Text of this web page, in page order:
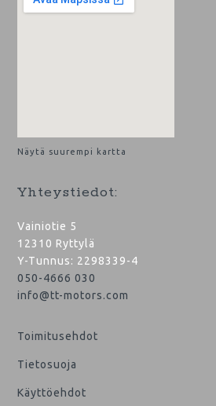
Näytä suurempi kartta
Yhteystiedot:
Vainiotie 5
12310 Ryttylä
Y-Tunnus: 2298339-4
050-4666 030
info@tt-motors.com
Toimitusehdot
Tietosuoja
Käyttöehdot